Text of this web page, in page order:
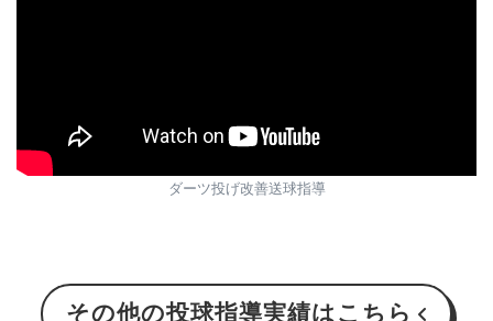
ダーツ投げ改善送球指導
その他の投球指導実績はこちら